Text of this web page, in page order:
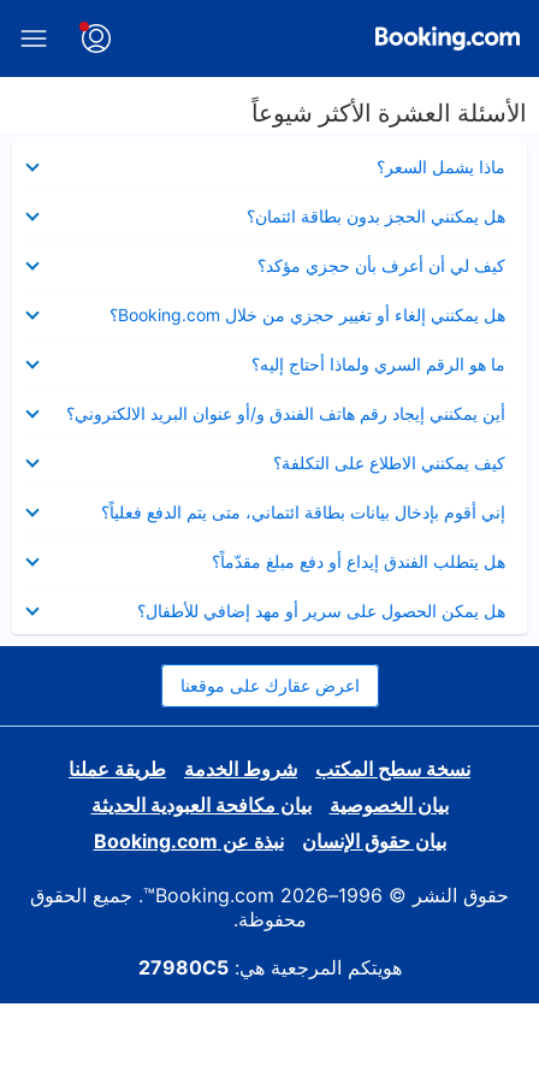
الأسئلة العشرة الأكثر شيوعاً
ماذا يشمل السعر؟
مصغر
هل يمكنني الحجز بدون بطاقة ائتمان؟
مصغر
كيف لي أن أعرف بأن حجزي مؤكد؟
مصغر
هل يمكنني إلغاء أو تغيير حجزي من خلال Booking.com؟
مصغر
ما هو الرقم السري ولماذا أحتاج إليه؟
مصغر
أين يمكنني إيجاد رقم هاتف الفندق و/أو عنوان البريد الالكتروني؟
عرض
مصغر
كيف يمكنني الاطلاع على التكلفة؟
مصغر
إني أقوم بإدخال بيانات بطاقة ائتماني، متى يتم الدفع فعلياً؟
مصغر
هل يتطلب الفندق إيداع أو دفع مبلغ مقدّماً؟
مصغر
هل يمكن الحصول على سرير أو مهد إضافي للأطفال؟
مصغر
اعرض عقارك على موقعنا
نسخة سطح المكتب شروط الخدمة
طريقة عملنا
بيان الخصوصية
بيان مكافحة العبودية الحديثة
بيان حقوق الإنسان
نبذة عن Booking.com
حقوق النشر © 1996–2026 Booking.com™. جميع الحقوق
محفوظة.
هويتكم المرجعية هي:27980C5